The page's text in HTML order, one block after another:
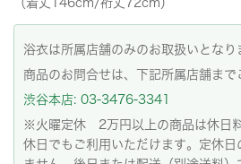
（着丈146cm/裄丈72cm）
浴衣は所属店舗のみのお取扱いとなり
商品のお問合せは、下記所属店舗まで
渋谷本店: 03-3476-3341
※火曜定休 2万円以上の商品は休日
休日でもご利用いただけます。定休日